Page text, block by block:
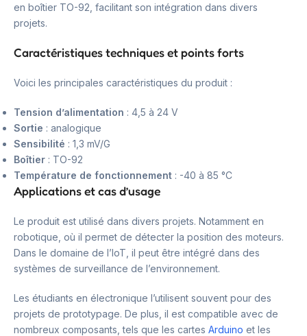
en boîtier TO-92, facilitant son intégration dans divers
projets.
Caractéristiques techniques et points forts
Voici les principales caractéristiques du produit :
Tension d’alimentation : 4,5 à 24 V
Sortie : analogique
Sensibilité : 1,3 mV/G
Boîtier : TO-92
Température de fonctionnement : -40 à 85 °C
Applications et cas d’usage
Le produit est utilisé dans divers projets. Notamment en
robotique, où il permet de détecter la position des moteurs.
Dans le domaine de l’IoT, il peut être intégré dans des
systèmes de surveillance de l’environnement.
Les étudiants en électronique l’utilisent souvent pour des
projets de prototypage. De plus, il est compatible avec de
nombreux composants, tels que les cartes Arduino et les